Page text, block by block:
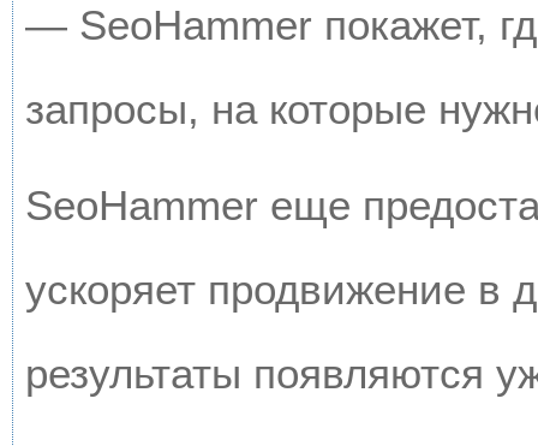
— SeoHammer покажет,
запросы, на которые
SeoHammer еще
ускоряет продвижение в
результаты появляются